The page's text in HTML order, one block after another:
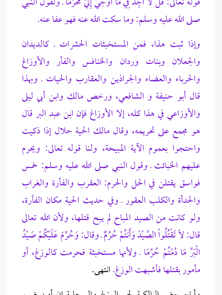
صلى الله عليه وسلم: وما سكت الله عنه فهو عفا عنه.
وإذا ثبت هذا، فمن المستخبثات الحشرات ـ كالديدان
والجعلان وبنات وردان والخنافس والفأر والأوزاغ
والحرباء والعضاء والجراذين والعقارب والحيات ـ وبهذا
قال أبو حنيفة و الشافعي، ورخص مالك وابن أبي ليلى
والأوزاعي في هذا كله، إلا الأوزاغ فإن ابن عبد البر قال
هو مجمع على تحريمه، وقال مالك الحية حلال إذا ذكيت
واحتجوا بعموم الآية المبيحة، ولنا قوله تعالى: ويحرم
عليهم الخبائث ـ وقول النبي صلى الله عليه وسلم: خمس
فواسق يقتلن في الحل والحرم: العقرب والفأرة والغراب
والحدأة والكلب العقور ـ وفي حديث الحية مكان الفأرة،
ولو كانت من الصيد المباح لم يبح قتلها، ولأن الله تعالى
قال: لاَ تَقْتُلُواْ الصَّيْدَ وَأَنتُمْ حُرُمٌ ـ وقال: وَحُرِّمَ عَلَيْكُمْ صَيْدُ
الْبَرِّ مَا دُمْتُمْ حُرُمًا ـ ولأنها مستخبثة فحرمت كالوزغ، أو
مأمور بقتلها فأشبهت الوزغ.انتهى.